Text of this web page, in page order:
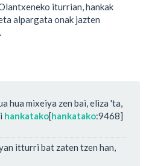
iturrian, hankak
alpargata onak jazten
hua mixeiya zen bai, eliza 'ta,
hankatako[hankatako:9468]
itturri bat zaten tzen han,